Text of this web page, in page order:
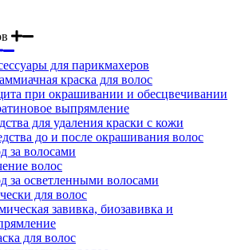
для парикмахеров
краска для волос
при окрашивании и обесцвечивании
выпрямление
для удаления краски с кожи
до и после окрашивания волос
за волосами
волос
за осветленными волосами
для волос
завивка, биозавивка и
для волос